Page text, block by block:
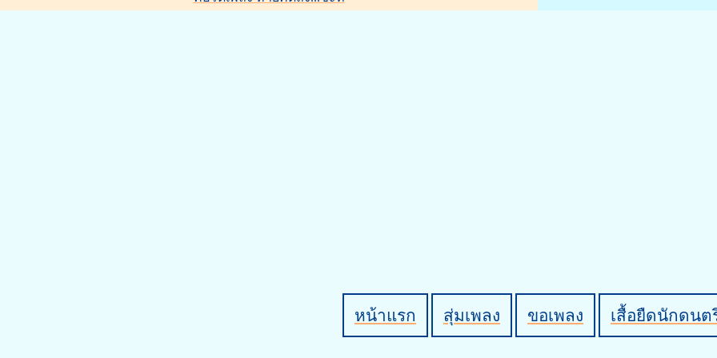
หน้าแรก สุ่มเพลง ขอเพลง เสื้อยืดนักดนต